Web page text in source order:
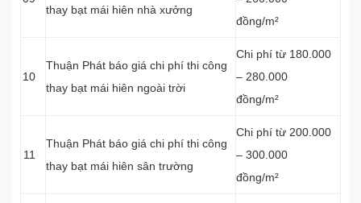
thay bạt mái hiên nhà xưởng
đồng/m²
10
Thuận Phát báo giá chi phí thi công
thay bạt mái hiên ngoài trời
Chi phí từ 180.000
– 280.000
đồng/m²
11
Thuận Phát báo giá chi phí thi công
thay bạt mái hiên sân trường
Chi phí từ 200.000
– 300.000
đồng/m²